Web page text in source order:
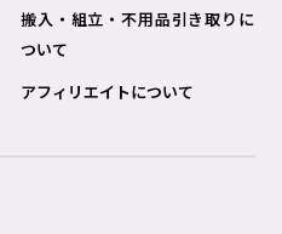
搬入・組立・不用品引き取りに
ついて
アフィリエイトについて